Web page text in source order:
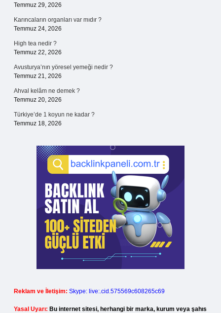
Temmuz 29, 2026
Karıncaların organları var mıdır ?
Temmuz 24, 2026
High tea nedir ?
Temmuz 22, 2026
Avusturya’nın yöresel yemeği nedir ?
Temmuz 21, 2026
Ahval kelâm ne demek ?
Temmuz 20, 2026
Türkiye’de 1 koyun ne kadar ?
Temmuz 18, 2026
Reklam ve İletişim: Skype: live:.cid.575569c608265c69
Yasal Uyarı: Bu internet sitesi, herhangi bir marka, kurum veya şahıs